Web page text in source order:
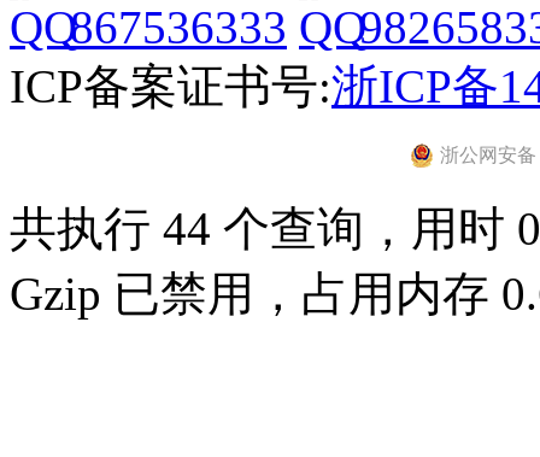
867536333
ICP备案证书号:浙ICP备
浙公网安备
共执行 44 个查询，用时
Gzip 已禁用，占用内存